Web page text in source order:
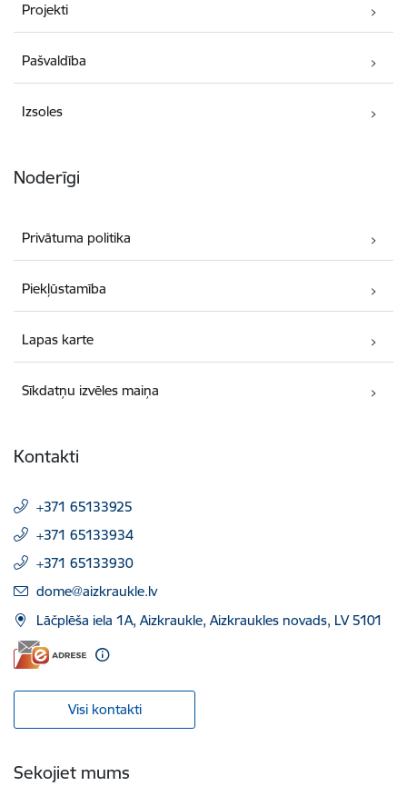
Projekti
Pašvaldība
Izsoles
Noderīgi
Privātuma politika
Piekļūstamība
Lapas karte
Sīkdatņu izvēles maiņa
Kontakti
+371 65133925
+371 65133934
+371 65133930
E-pasts:
dome@aizkraukle.lv
Lāčplēša iela 1A, Aizkraukle, Aizkraukles novads, LV 5101
Visi kontakti
Sekojiet mums